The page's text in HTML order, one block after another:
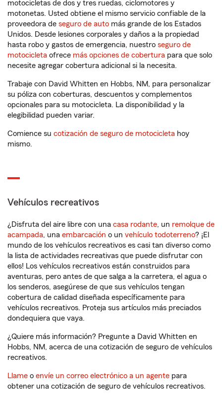
motocicletas de dos y tres ruedas, ciclomotores y
motonetas. Usted obtiene el mismo servicio confiable de la
proveedora de seguro de auto más grande de los Estados
Unidos. Desde lesiones corporales y daños a la propiedad
hasta robo y gastos de emergencia, nuestro seguro de
motocicleta ofrece más opciones de cobertura para que solo
necesite agregar cobertura adicional si la necesita.
Trabaje con David Whitten en Hobbs, NM, para personalizar
su póliza con coberturas, descuentos y complementos
opcionales para su motocicleta. La disponibilidad y la
elegibilidad pueden variar.
Comience su cotización de seguro de motocicleta hoy
mismo.
Vehículos recreativos
¿Disfruta del aire libre con una casa rodante, un remolque de
acampada, una embarcación o un vehículo todoterreno? ¡El
mundo de los vehículos recreativos es casi tan diverso como
la lista de actividades recreativas que puede disfrutar con
ellos! Los vehículos recreativos están construidos para
aventuras, pero antes de que salga a la carretera, el agua o
los senderos, asegúrese de que sus vehículos tengan
cobertura de calidad diseñada específicamente para
vehículos recreativos. Proteja sus artículos más preciados
dondequiera que vaya.
¿Quiere más información? Pregunte a David Whitten en
Hobbs, NM, acerca de una cotización de seguro de vehículos
recreativos.
Llame o envíe un correo electrónico a un agente para
obtener una cotización de seguro de vehículos recreativos.